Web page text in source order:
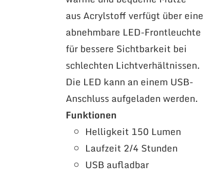
aus Acrylstoff verfügt über eine
abnehmbare LED-Frontleuchte
für bessere Sichtbarkeit bei
schlechten Lichtverhältnissen.
Die LED kann an einem USB-
Anschluss aufgeladen werden.
Funktionen
Helligkeit 150 Lumen
Laufzeit 2/4 Stunden
USB aufladbar